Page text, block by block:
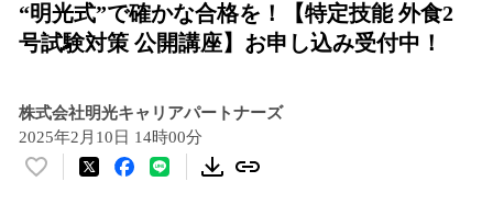
“明光式”で確かな合格を！【特定技能 外食2
号試験対策 公開講座】お申し込み受付中！
株式会社明光キャリアパートナーズ
2025年2月10日 14時00分
い